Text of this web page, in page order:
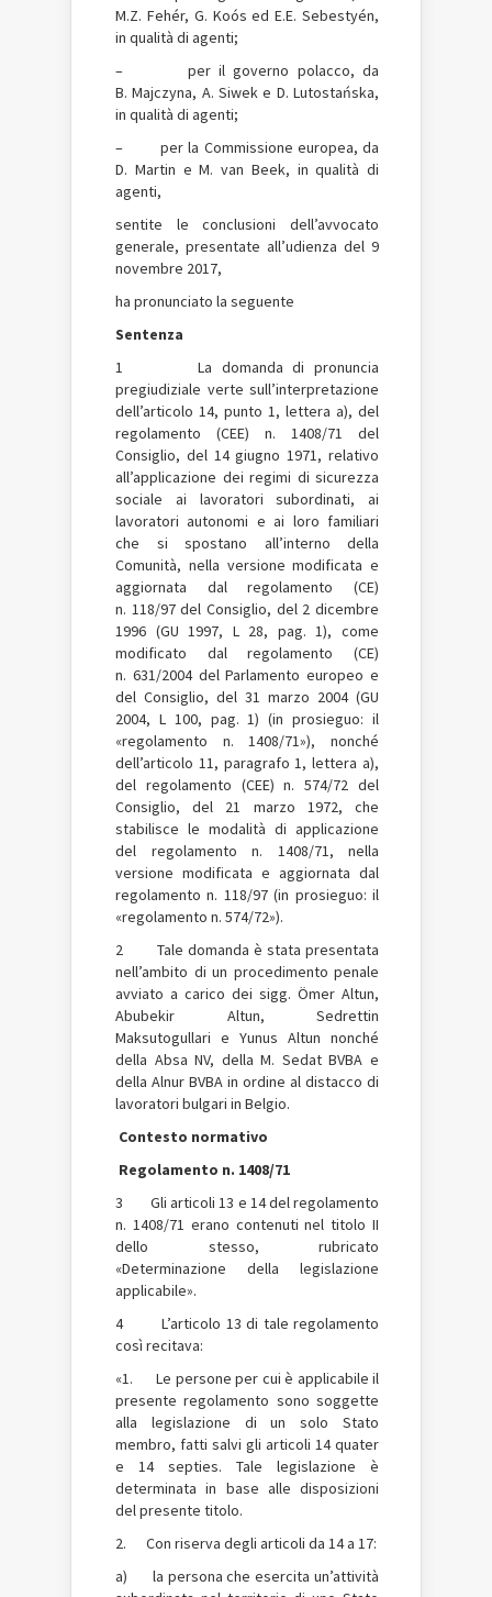
M.Z. Fehér, G. Koós ed E.E. Sebestyén,
in qualità di agenti;
– per il governo polacco, da
B. Majczyna, A. Siwek e D. Lutostańska,
in qualità di agenti;
– per la Commissione europea, da
D. Martin e M. van Beek, in qualità di
agenti,
sentite le conclusioni dell’avvocato
generale, presentate all’udienza del 9
novembre 2017,
ha pronunciato la seguente
Sentenza
1 La domanda di pronuncia
pregiudiziale verte sull’interpretazione
dell’articolo 14, punto 1, lettera a), del
regolamento (CEE) n. 1408/71 del
Consiglio, del 14 giugno 1971, relativo
all’applicazione dei regimi di sicurezza
sociale ai lavoratori subordinati, ai
lavoratori autonomi e ai loro familiari
che si spostano all’interno della
Comunità, nella versione modificata e
aggiornata dal regolamento (CE)
n. 118/97 del Consiglio, del 2 dicembre
1996 (GU 1997, L 28, pag. 1), come
modificato dal regolamento (CE)
n. 631/2004 del Parlamento europeo e
del Consiglio, del 31 marzo 2004 (GU
2004, L 100, pag. 1) (in prosieguo: il
«regolamento n. 1408/71»), nonché
dell’articolo 11, paragrafo 1, lettera a),
del regolamento (CEE) n. 574/72 del
Consiglio, del 21 marzo 1972, che
stabilisce le modalità di applicazione
del regolamento n. 1408/71, nella
versione modificata e aggiornata dal
regolamento n. 118/97 (in prosieguo: il
«regolamento n. 574/72»).
2 Tale domanda è stata presentata
nell’ambito di un procedimento penale
avviato a carico dei sigg. Ömer Altun,
Abubekir Altun, Sedrettin
Maksutogullari e Yunus Altun nonché
della Absa NV, della M. Sedat BVBA e
della Alnur BVBA in ordine al distacco di
lavoratori bulgari in Belgio.
Contesto normativo
Regolamento n. 1408/71
3 Gli articoli 13 e 14 del regolamento
n. 1408/71 erano contenuti nel titolo II
dello stesso, rubricato
«Determinazione della legislazione
applicabile».
4 L’articolo 13 di tale regolamento
così recitava:
«1. Le persone per cui è applicabile il
presente regolamento sono soggette
alla legislazione di un solo Stato
membro, fatti salvi gli articoli 14 quater
e 14 septies. Tale legislazione è
determinata in base alle disposizioni
del presente titolo.
2. Con riserva degli articoli da 14 a 17:
a) la persona che esercita un’attività